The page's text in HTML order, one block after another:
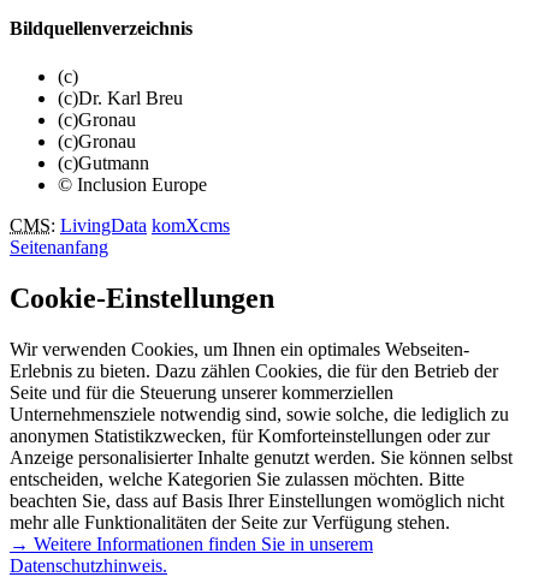
Bildquellenverzeichnis
(c)
(c)Dr. Karl Breu
(c)Gronau
(c)Gronau
(c)Gutmann
© Inclusion Europe
CMS: LivingData komXcms
Seitenanfang
Cookie-Einstellungen
Wir verwenden Cookies, um Ihnen ein optimales Webseiten-
Erlebnis zu bieten. Dazu zählen Cookies, die für den Betrieb der
Seite und für die Steuerung unserer kommerziellen
Unternehmensziele notwendig sind, sowie solche, die lediglich zu
anonymen Statistikzwecken, für Komforteinstellungen oder zur
Anzeige personalisierter Inhalte genutzt werden. Sie können selbst
entscheiden, welche Kategorien Sie zulassen möchten. Bitte
beachten Sie, dass auf Basis Ihrer Einstellungen womöglich nicht
mehr alle Funktionalitäten der Seite zur Verfügung stehen.
→ Weitere Informationen finden Sie in unserem
Datenschutzhinweis.